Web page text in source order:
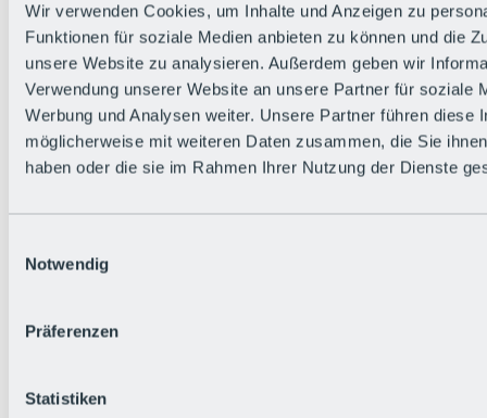
Wir verwenden Cookies, um Inhalte und Anzeigen zu
Funktionen für soziale Medien anbieten zu können und die
unsere Website zu analysieren. Außerdem geben wir
Verwendung unserer Website an unsere Partner für soziale
Werbung und Analysen weiter. Unsere Partner führen diese
möglicherweise mit weiteren Daten zusammen, die Sie
haben oder die sie im Rahmen Ihrer Nutzung der Dienste
Notwendig
Präferenzen
Statistiken
Bikepark-Rules
Bikepark-Partnerschaften
Nachhaltigkeit in der BRS
Bikepark & Tickets